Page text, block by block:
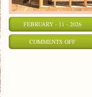
FEBRUARY - 11 - 2026
COMMENTS OFFON